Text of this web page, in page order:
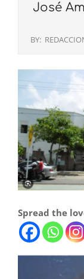
José
BY:
Spread the